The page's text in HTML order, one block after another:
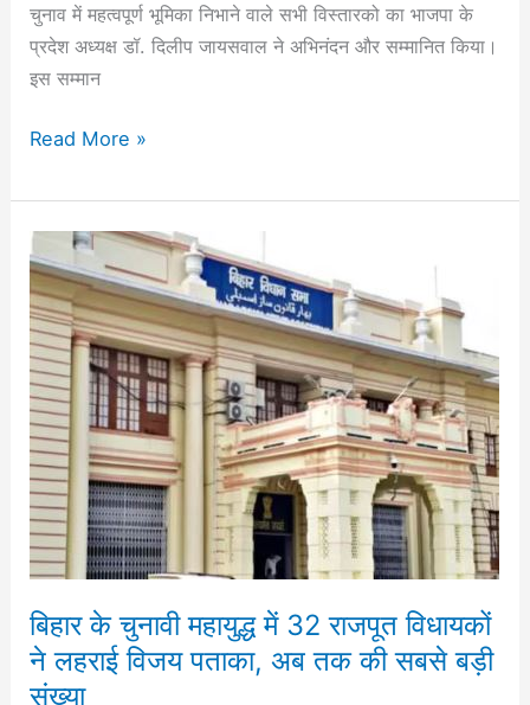
चुनाव में महत्वपूर्ण भूमिका निभाने वाले सभी विस्तारको का भाजपा के
प्रदेश अध्यक्ष डॉ. दिलीप जायसवाल ने अभिनंदन और सम्मानित किया।‎‎
इस सम्मान
Read More »
बिहार के चुनावी महायुद्ध में 32 राजपूत विधायकों
ने लहराई विजय पताका, अब तक की सबसे बड़ी
संख्या
के
चुनावी
महायुद्ध
में
32
राजपूत
विधायकों
ने
लहराई
विजय
अब
तक
की